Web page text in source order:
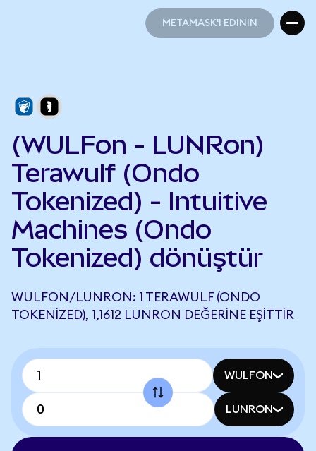
METAMASK'I EDİNİN
(WULFon - LUNRon)
Terawulf (Ondo
Tokenized) - Intuitive
Machines (Ondo
Tokenized) dönüştür
WULFON/LUNRON: 1 TERAWULF (ONDO
TOKENIZED), 1,1612 LUNRON DEĞERINE EŞITTIR
WULFON
LUNRON